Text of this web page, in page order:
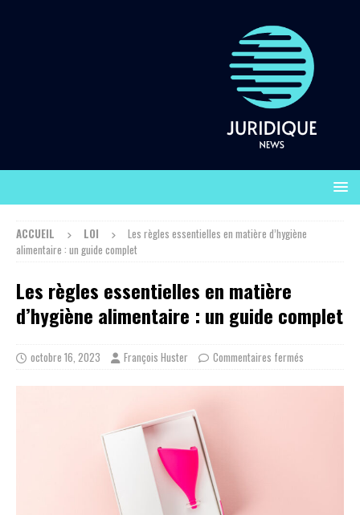
ACCUEIL LOI
Les règles essentielles en matière d’hygiène
alimentaire : un guide complet
Les règles essentielles en matière
d’hygiène alimentaire : un guide complet
octobre 16, 2023 François Huster Commentaires fermés